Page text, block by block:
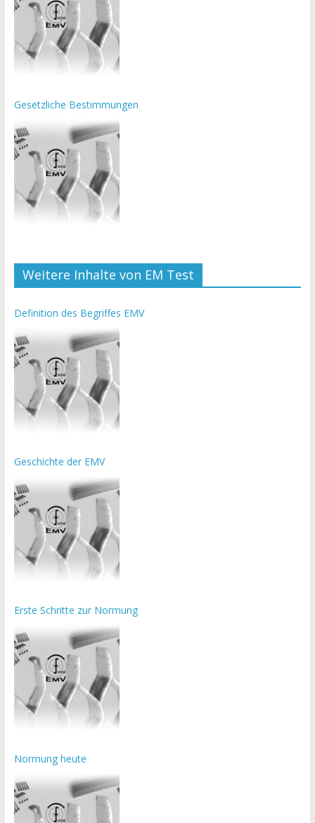
Gesetzliche Bestimmungen
Weitere Inhalte von EM Test
Definition des Begriffes EMV
Geschichte der EMV
Erste Schritte zur Normung
Normung heute